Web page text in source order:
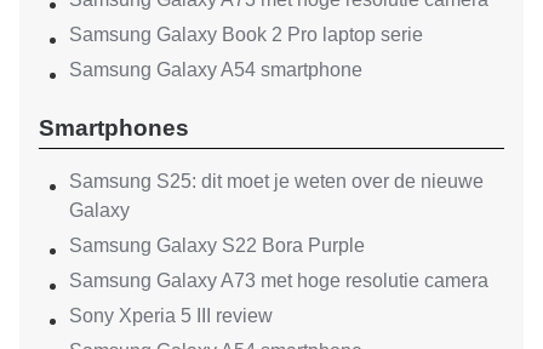
Samsung Galaxy Book 2 Pro laptop serie
Samsung Galaxy A54 smartphone
Smartphones
Samsung S25: dit moet je weten over de nieuwe
Galaxy
Samsung Galaxy S22 Bora Purple
Samsung Galaxy A73 met hoge resolutie camera
Sony Xperia 5 III review